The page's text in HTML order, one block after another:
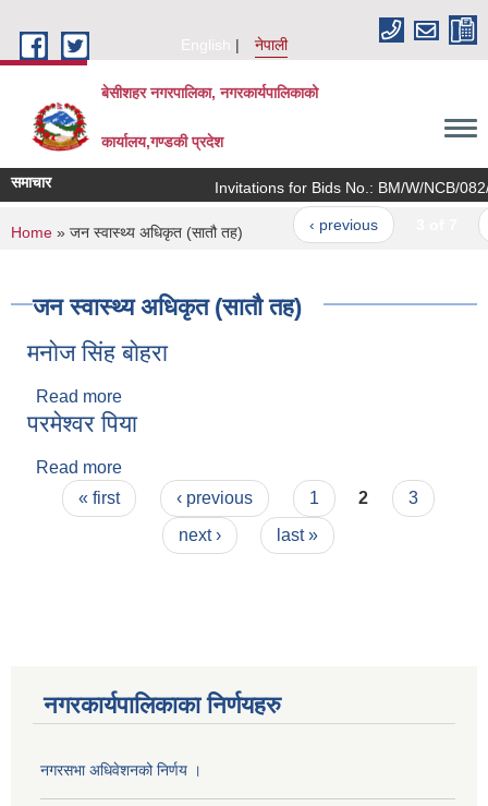
English
नेपाली
बेसीशहर नगरपालिका, नगरकार्यपालिकाको
कार्यालय,गण्डकी प्रदेश
समाचार Invitations for Bids No.: BM/W/NCB/082/
‹ previous
You are here
Home » जन स्वास्थ्य अधिकृत (सातौ तह)
जन स्वास्थ्य अधिकृत (सातौ तह)
मनाेज सिंह बाेहरा
Read more
परमेश्वर पिया
Read more
Pages
« first ‹ previous 1 2
3
next ›
last »
नगरकार्यपालिकाका निर्णयहरु
नगरसभा अधिवेशनको निर्णय ।